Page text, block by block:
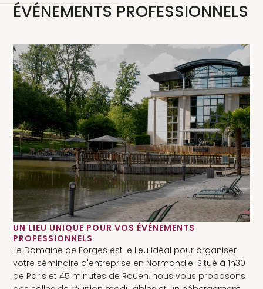
ÉVÉNEMENTS PROFESSIONNELS
UN LIEU UNIQUE POUR VOS ÉVÉNEMENTS
PROFESSIONNELS
Le Domaine de Forges est le lieu idéal pour organiser
votre séminaire d'entreprise en Normandie. Situé à 1h30
de Paris et 45 minutes de Rouen, nous vous proposons